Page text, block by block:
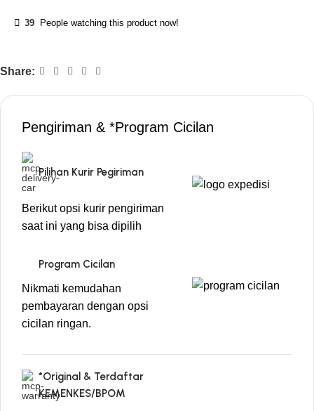
39 People watching this product now!
Share:
Pengiriman & *Program Cicilan
Pilihan Kurir Pegiriman
Berikut opsi kurir pengiriman
saat ini yang bisa dipilih
Program Cicilan
Nikmati kemudahan
pembayaran dengan opsi
cicilan ringan.
*Original & Terdaftar
KEMENKES/BPOM